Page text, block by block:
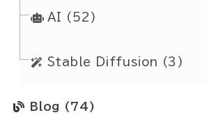
AI (52)
Stable Diffusion (3)
Blog (74)